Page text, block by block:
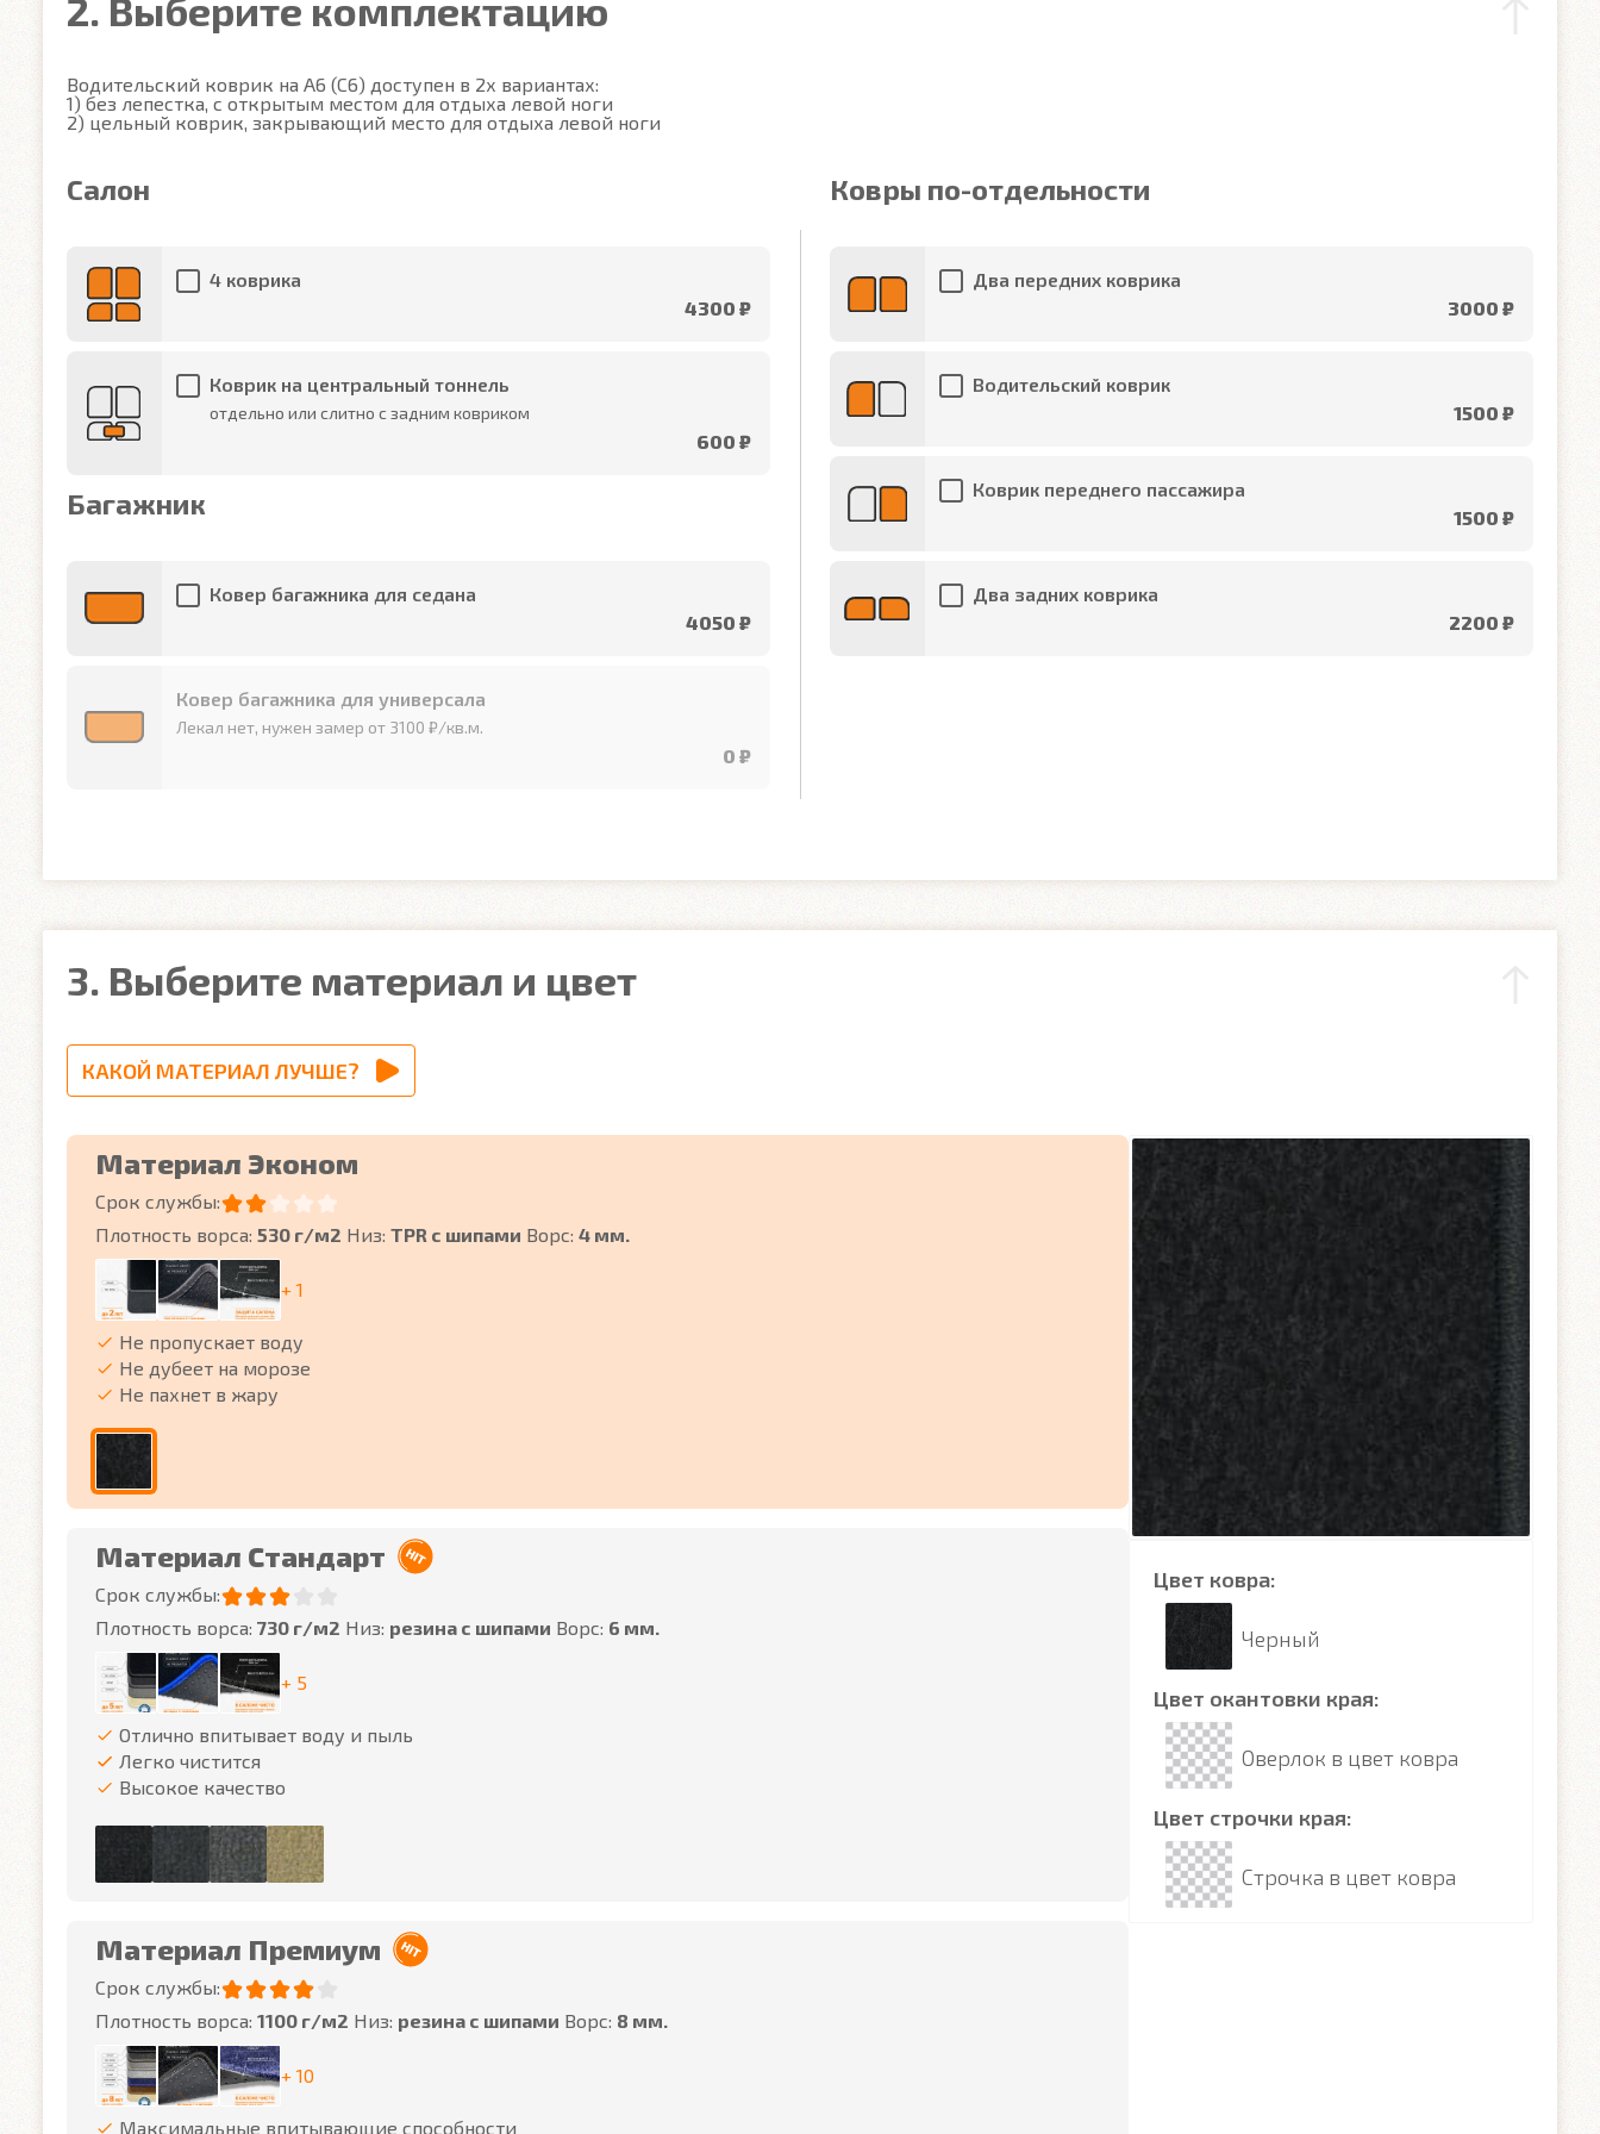
2. Выберите комплектацию
Водительский коврик на A6 (C6) доступен в 2х вариантах:
1) без лепестка, с открытым местом для отдыха левой ноги
2) цельный коврик, закрывающий место для отдыха левой ноги
Салон
4 коврика
4300 ₽
Коврик на центральный тоннель
отдельно или слитно с задним ковриком
600 ₽
Багажник
Ковер багажника для седана
4050 ₽
Ковер багажника для универсала
Лекал нет, нужен замер от 3100 ₽/кв.м.
0 ₽
Ковры по-отдельности
Два передних коврика
3000 ₽
Водительский коврик
1500 ₽
Коврик переднего пассажира
1500 ₽
Два задних коврика
2200 ₽
3. Выберите материал и цвет
КАКОЙ МАТЕРИАЛ ЛУЧШЕ?
Материал Эконом
Срок службы:
Плотность ворса: 530 г/м2 Низ: TPR с шипами Ворс: 4 мм.
+ 1
Не пропускает воду
Не дубеет на морозе
Не пахнет в жару
Материал Стандарт
Срок службы:
Плотность ворса: 730 г/м2 Низ: резина с шипами Ворс: 6 мм.
+ 5
Отлично впитывает воду и пыль
Легко чистится
Высокое качество
Материал Премиум
Срок службы:
Плотность ворса: 1100 г/м2 Низ: резина с шипами Ворс: 8 мм.
+ 10
Максимальные впитывающие способности
Цвет ковра:
Черный
Цвет окантовки края:
Оверлок в цвет ковра
Цвет строчки края:
Строчка в цвет ковра